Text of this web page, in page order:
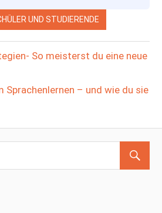
UND STUDIERENDE
So meisterst du eine neue
Sprachenlernen – und wie du sie